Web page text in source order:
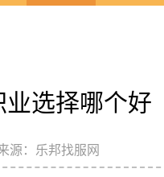
选择哪个好
源：乐邦找服网